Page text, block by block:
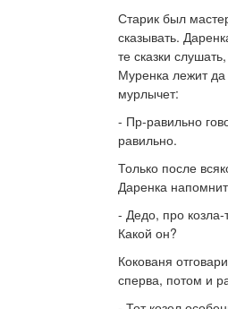
Старик был
сказывать.
те сказки
Муренка лежит да
мурлычет:
- Пр-равильно
равильно.
Только после
Даренка
- Дедо, про козла-
Какой он?
Кокованя
сперва, потом и